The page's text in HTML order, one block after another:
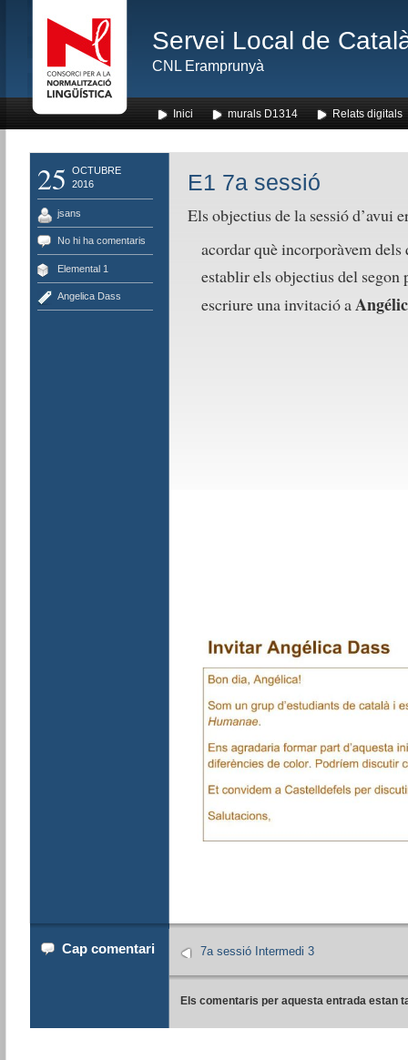
Servei Local de
CNL Eramprunyà
Inici murals D1314 Relats digitals
25
OCTUBRE
2016
jsans
No hi ha comentaris
Elemental 1
Angelica Dass
E1 7a sessió
Els objectius de la sessió d’avui
acordar què incorporàvem dels
establir els objectius del segon
escriure una invitació a
Cap comentari 7a sessió Intermedi 3
Els comentaris per aquesta entrada estan